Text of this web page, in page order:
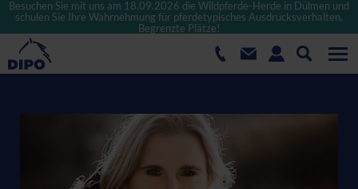
Besuchen Sie mit uns am 18.09.2026 die Wildpferde-Herde in Dülmen und
schulen Sie Ihre Wahrnehmung für pferdetypisches Ausdrucksverhalten.
Begrenzte Plätze!